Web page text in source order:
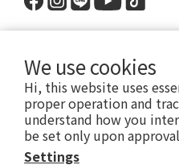
We use cookies
Hi, this website uses
proper operation and
understand how you
be set only upon
Settings
隱私政策 | 2024 © DYACO 岱宇國際